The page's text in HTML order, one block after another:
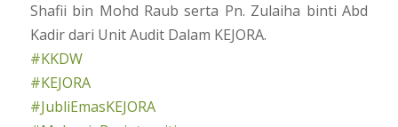
Shafii bin Mohd Raub serta Pn. Zulaiha binti Abd
Kadir dari Unit Audit Dalam KEJORA.
#KKDW
#KEJORA
#JubliEmasKEJORA